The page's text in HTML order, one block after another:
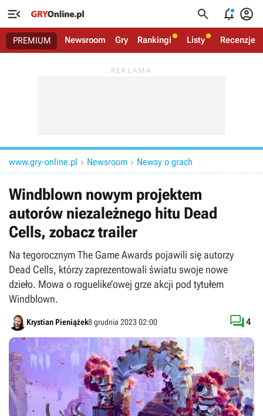
   
PREMIUM Newsroom Gry Rankingi Listy Recenzje
www.gry-online.pl  Newsroom  Newsy o grach
Windblown nowym projektem
autorów niezależnego hitu Dead
Cells, zobacz trailer
Na tegorocznym The Game Awards pojawili się autorzy
Dead Cells, którzy zaprezentowali światu swoje nowe
dzieło. Mowa o roguelike’owej grze akcji pod tytułem
Windblown.
Krystian Pieniążek8 grudnia 2023 02:00 4